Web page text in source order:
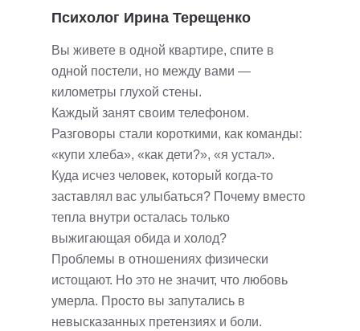
Психолог Ирина Терещенко
Вы живете в одной квартире, спите в
одной постели, но между вами —
километры глухой стены.
Каждый занят своим телефоном.
Разговоры стали короткими, как команды:
«купи хлеба», «как дети?», «я устал».
Куда исчез человек, который когда-то
заставлял вас улыбаться? Почему вместо
тепла внутри осталась только
выжигающая обида и холод?
Проблемы в отношениях физически
истощают. Но это не значит, что любовь
умерла. Просто вы запутались в
невысказанных претензиях и боли.